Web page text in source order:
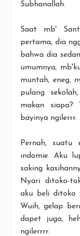
Subhanallah.
Saat mb'
pertama, dia
bahwa dia
umumnya,
muntah, eneg,
pulang
makan siapa?
bayinya ngilerrr.
Pernah, suatu
indomie. Aku
saking
Nyari ditoko-
aku beli ditoko
Wuih, gelap
dapet juga,
ngilerrrr.